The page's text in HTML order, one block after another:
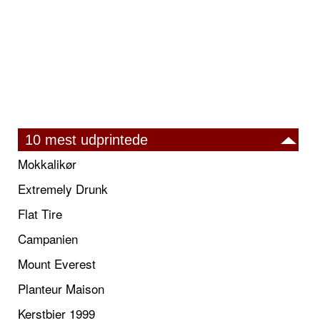
10 mest udprintede
Mokkalikør
Extremely Drunk
Flat Tire
Campanien
Mount Everest
Planteur Maison
Kerstbier 1999